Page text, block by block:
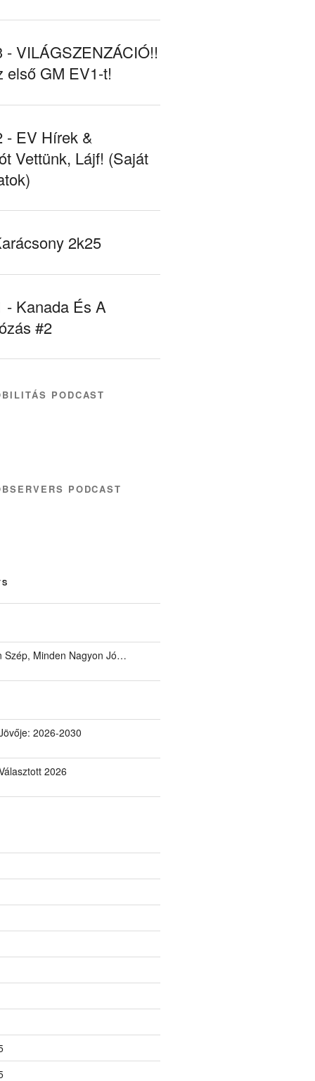
- VILÁGSZENZÁCIÓ!!
első GM EV1-t!
- EV Hírek &
Vettünk, Lájf! (Saját
2k25
- Kanada És A
#2
PODCAST
PODCAST
Szép, Minden Nagyon Jó…
2026-2030
2026